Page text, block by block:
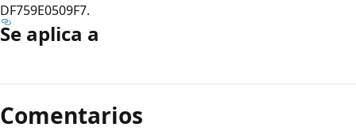
DF759E0509F7.
Se aplica a
de
lectura
Comentarios